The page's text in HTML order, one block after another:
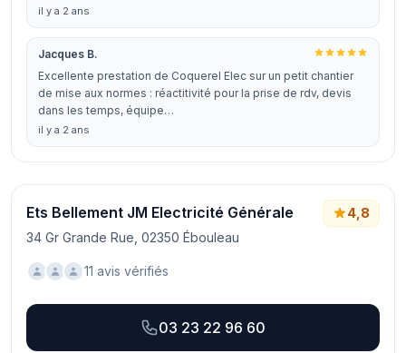
il y a 2 ans
Jacques B.
Excellente prestation de Coquerel Elec sur un petit chantier
de mise aux normes : réactitivité pour la prise de rdv, devis
dans les temps, équipe…
il y a 2 ans
Ets Bellement JM Electricité Générale
34 Gr Grande Rue, 02350 Ébouleau
4,8
11 avis vérifiés
03 23 22 96 60